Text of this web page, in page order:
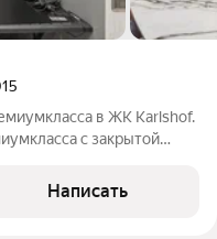
в ЖК Karlshof.
с закрытой
и техника
Написать